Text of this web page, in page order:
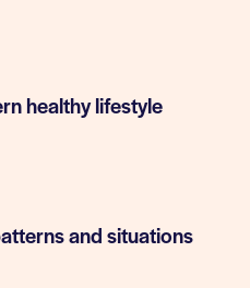
healthy lifestyle
and situations